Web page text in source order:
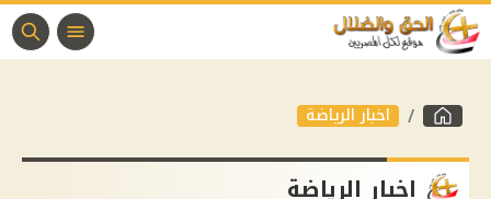
اخبار الرياضة
اخبار الرياضة